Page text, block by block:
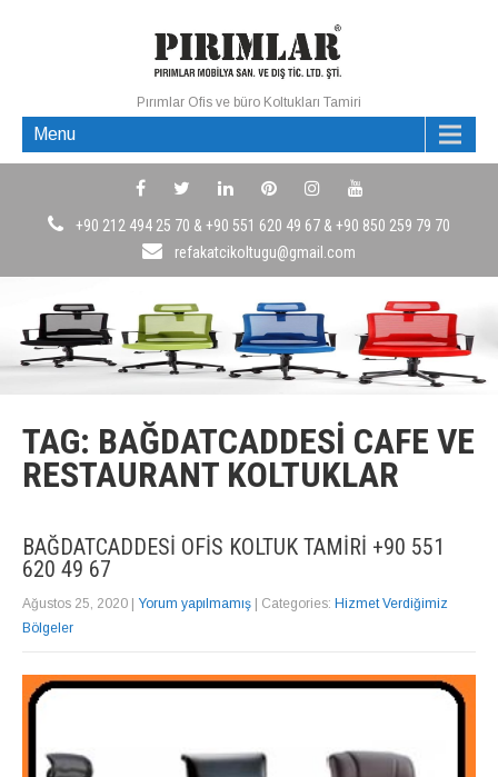
Pırımlar Ofis ve büro Koltukları Tamiri
Menu
+90 212 494 25 70 & +90 551 620 49 67 & +90 850 259 79 70
refakatcikoltugu@gmail.com
TAG: BAĞDATCADDESI CAFE VE
RESTAURANT KOLTUKLAR
BAĞDATCADDESI OFIS KOLTUK TAMIRI +90 551
620 49 67
Ağustos 25, 2020 | Yorum yapılmamış | Categories: Hizmet Verdiğimiz
Bölgeler